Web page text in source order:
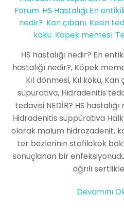
Forum HS Hastalığı En
nedir? Kan çıbanı, Kesin
kökü, Köpek memesi,
HS hastalığı nedir? En
hastalığı nedir?, Köpek
Kıl dönmesi, Kıl kökü, Kan
süpürativa, Hidradenitis
tedavisi NEDİR? HS
Hidradenitis süppürativa
olarak malum hidrozadenit,
ter bezlerinin stafilokok
sonuçlanan bir
ağrılı
Devamını